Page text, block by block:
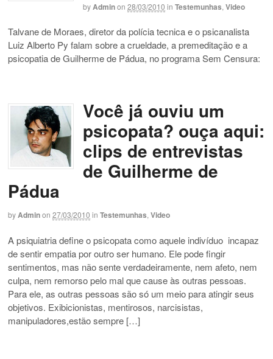
byAdminon 28/03/2010 in Testemunhas, Video
Talvane de Moraes, diretor da polícia tecnica e o psicanalista
Luiz Alberto Py falam sobre a crueldade, a premeditação e a
psicopatia de Guilherme de Pádua, no programa Sem Censura:
Você já ouviu um
psicopata? ouça aqui:
clips de entrevistas
de Guilherme de
Pádua
byAdminon 27/03/2010 in Testemunhas, Video
A psiquiatria define o psicopata como aquele indivíduo incapaz
de sentir empatia por outro ser humano. Ele pode fingir
sentimentos, mas não sente verdadeiramente, nem afeto, nem
culpa, nem remorso pelo mal que cause às outras pessoas.
Para ele, as outras pessoas são só um meio para atingir seus
objetivos. Exibicionistas, mentirosos, narcisistas,
manipuladores,estão sempre […]